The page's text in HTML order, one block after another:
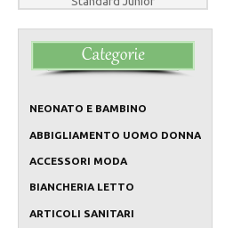
NEONATO E BAMBINO
ABBIGLIAMENTO UOMO DONNA
ACCESSORI MODA
BIANCHERIA LETTO
ARTICOLI SANITARI